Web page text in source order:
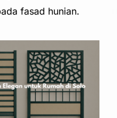
fasad hunian.